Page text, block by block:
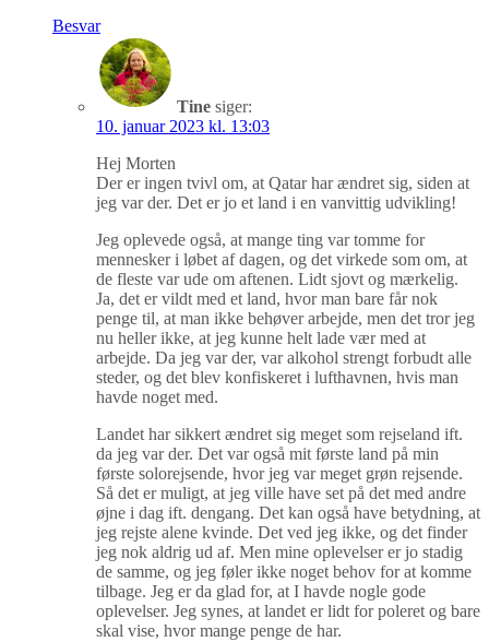
Besvar
Tine siger:
10. januar 2023 kl. 13:03
Hej Morten
Der er ingen tvivl om, at Qatar har ændret sig, siden at
jeg var der. Det er jo et land i en vanvittig udvikling!
Jeg oplevede også, at mange ting var tomme for
mennesker i løbet af dagen, og det virkede som om, at
de fleste var ude om aftenen. Lidt sjovt og mærkelig.
Ja, det er vildt med et land, hvor man bare får nok
penge til, at man ikke behøver arbejde, men det tror jeg
nu heller ikke, at jeg kunne helt lade vær med at
arbejde. Da jeg var der, var alkohol strengt forbudt alle
steder, og det blev konfiskeret i lufthavnen, hvis man
havde noget med.
Landet har sikkert ændret sig meget som rejseland ift.
da jeg var der. Det var også mit første land på min
første solorejsende, hvor jeg var meget grøn rejsende.
Så det er muligt, at jeg ville have set på det med andre
øjne i dag ift. dengang. Det kan også have betydning, at
jeg rejste alene kvinde. Det ved jeg ikke, og det finder
jeg nok aldrig ud af. Men mine oplevelser er jo stadig
de samme, og jeg føler ikke noget behov for at komme
tilbage. Jeg er da glad for, at I havde nogle gode
oplevelser. Jeg synes, at landet er lidt for poleret og bare
skal vise, hvor mange penge de har.